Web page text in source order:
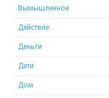
Вымышленное
Действие
Деньги
Дети
Дом